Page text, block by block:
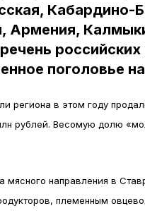
Кабардино-
Армения,
поголовье
региона в этом году
рублей. Весомую долю
мясного направления в
племенным